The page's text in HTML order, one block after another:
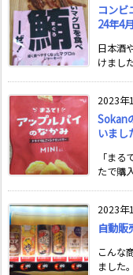
コンビ
24年4月
日本酒
けまし
2023年
Sokan
いまし
「ま
たで購
2023年
自動販
こんな
ました